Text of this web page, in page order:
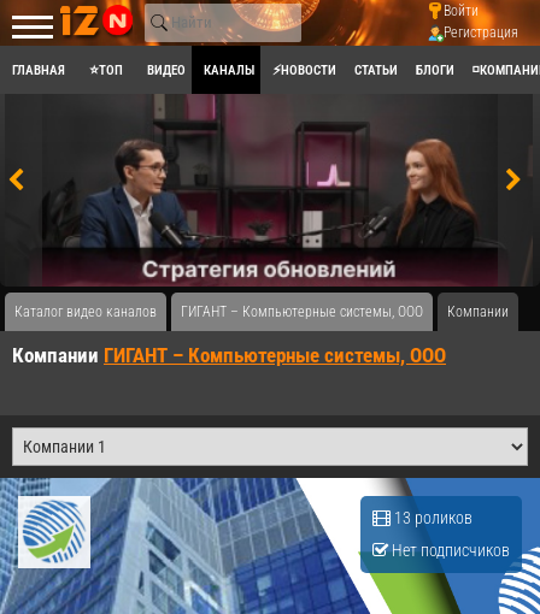
Войти
Регистрация
ГЛАВНАЯ ⭐ТОП ВИДЕО КАНАЛЫ ⚡НОВОСТИ СТАТЬИ БЛОГИ
Каталог видео каналов ГИГАНТ – Компьютерные системы, ООО Компании
Компании ГИГАНТ – Компьютерные системы, ООО
13 роликов
Нет подписчиков